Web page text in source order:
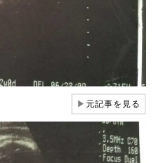
▶元記事を見る